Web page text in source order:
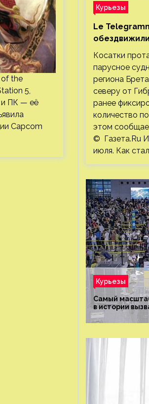
of the
5,
и ПК — её
Capcom
Курьезы
Le
от
Косатки
парусное
региона
северу от
ранее
количество
этом
© Газета.Ru
июля. Как
Курьезы
Самый
в истории
это было?